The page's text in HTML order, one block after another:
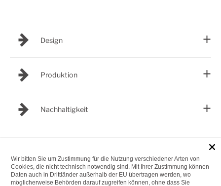
Design
Produktion
Nachhaltigkeit
Join the Club...
Wir bitten Sie um Zustimmung für die Nutzung verschiedener Arten von
Cookies, die nicht technisch notwendig sind. Mit Ihrer Zustimmung können
Daten auch in Drittländer außerhalb der EU übertragen werden, wo
möglicherweise Behörden darauf zugreifen können, ohne dass Sie